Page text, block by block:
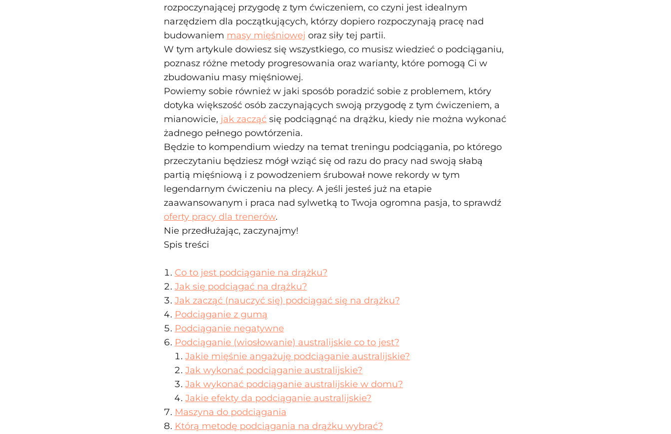
rozpoczynającej przygodę z tym ćwiczeniem, co czyni jest idealnym
narzędziem dla początkujących, którzy dopiero rozpoczynają pracę nad
budowaniem masy mięśniowej oraz siły tej partii.
W tym artykule dowiesz się wszystkiego, co musisz wiedzieć o podciąganiu,
poznasz różne metody progresowania oraz warianty, które pomogą Ci w
zbudowaniu masy mięśniowej.
Powiemy sobie również w jaki sposób poradzić sobie z problemem, który
dotyka większość osób zaczynających swoją przygodę z tym ćwiczeniem, a
mianowicie, jak zacząć się podciągnąć na drążku, kiedy nie można wykonać
żadnego pełnego powtórzenia.
Będzie to kompendium wiedzy na temat treningu podciągania, po którego
przeczytaniu będziesz mógł wziąć się od razu do pracy nad swoją słabą
partią mięśniową i z powodzeniem śrubował nowe rekordy w tym
legendarnym ćwiczeniu na plecy. A jeśli jesteś już na etapie
zaawansowanym i praca nad sylwetką to Twoja ogromna pasja, to sprawdź
oferty pracy dla trenerów.
Nie przedłużając, zaczynajmy!
Spis treści
Co to jest podciąganie na drążku?
Jak się podciągać na drążku?
Jak zacząć (nauczyć się) podciągać się na drążku?
Podciąganie z gumą
Podciąganie negatywne
Podciąganie (wiosłowanie) australijskie co to jest?
Jakie mięśnie angażuję podciąganie australijskie?
Jak wykonać podciąganie australijskie?
Jak wykonać podciąganie australijskie w domu?
Jakie efekty da podciąganie australijskie?
Maszyna do podciągania
Którą metodę podciągania na drążku wybrać?